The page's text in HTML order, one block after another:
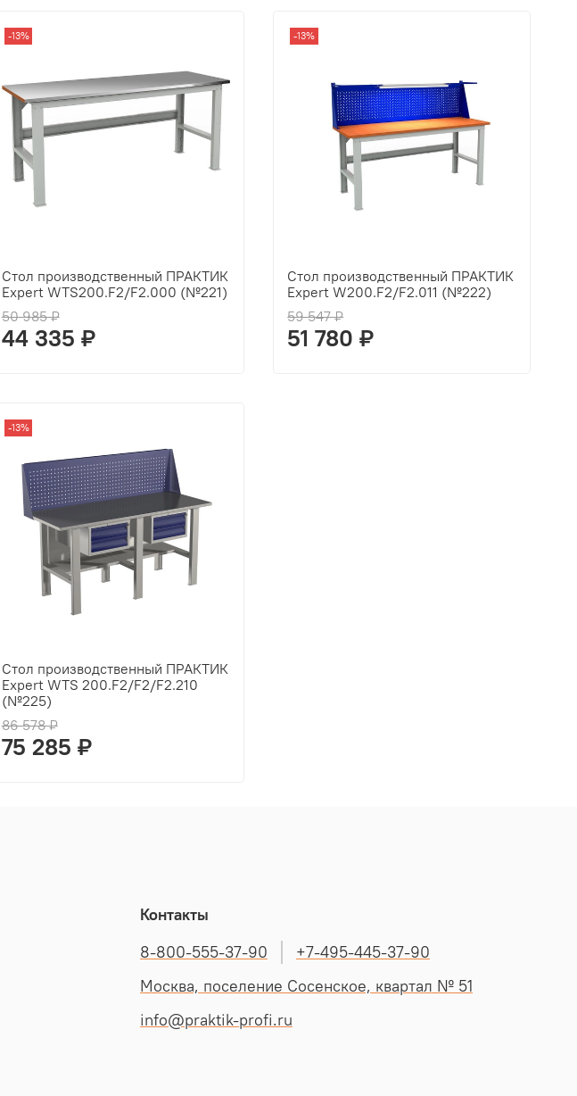
-13%
Стол производственный ПРАКТИК
Expert WTS200.F2/F2.000 (№221)
50 985 ₽
44 335 ₽
-13%
Стол производственный ПРАКТИК
Expert W200.F2/F2.011 (№222)
59 547 ₽
51 780 ₽
-13%
Стол производственный ПРАКТИК
Expert WTS 200.F2/F2/F2.210
(№225)
86 578 ₽
75 285 ₽
Контакты
8-800-555-37-90
+7-495-445-37-90
Москва, поселение Сосенское, квартал № 51
info@praktik-profi.ru